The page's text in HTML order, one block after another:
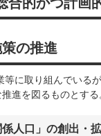
の推進
に取り組んでいる
進を図るものとする
人口」の創出・